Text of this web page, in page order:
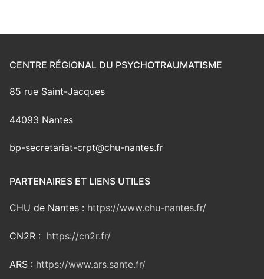
CENTRE RÉGIONAL DU PSYCHOTRAUMATISME
85 rue Saint-Jacques
44093 Nantes
bp-secretariat-crpt@chu-nantes.fr
PARTENAIRES ET LIENS UTILES
CHU de Nantes : https://www.chu-nantes.fr/
CN2R : https://cn2r.fr/
ARS : https://www.ars.sante.fr/